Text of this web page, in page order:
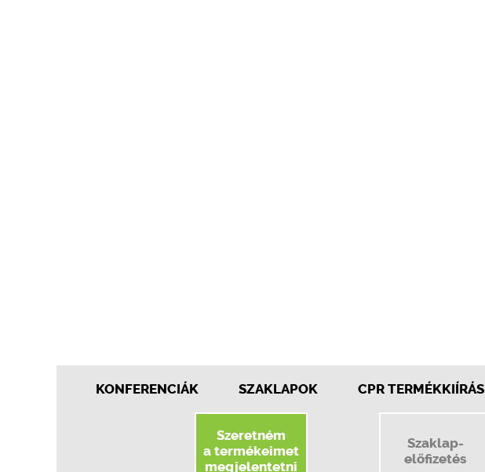
KONFERENCIÁK SZAKLAPOK CPR TERMÉKKIÍRÁS
Szeretném
a termékeimet
megjelentetni
Szaklap-
előfizetés